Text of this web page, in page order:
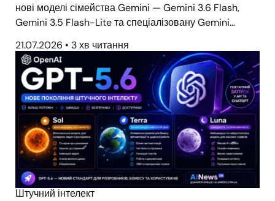
нові моделі сімейства Gemini — Gemini 3.6 Flash,
Gemini 3.5 Flash-Lite та спеціалізовану Gemini…
21.07.2026 • 3 хв читання
Штучний інтелект